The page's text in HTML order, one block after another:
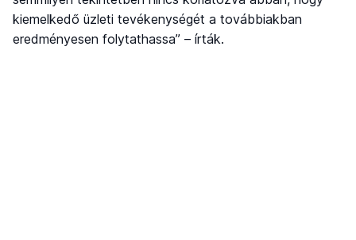
kiemelkedő üzleti tevékenységét a továbbiakban
eredményesen folytathassa” – írták.